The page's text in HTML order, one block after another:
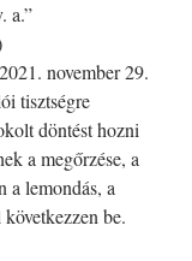
a.”
november 29.
tisztségre
döntést hozni
a megőrzése, a
a lemondás, a
be.